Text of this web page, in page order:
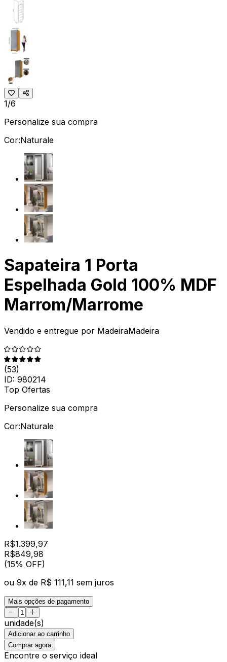
1/6
Personalize sua compra
Cor:Naturale
Sapateira 1 Porta
Espelhada Gold 100% MDF
Marrom/Marrome
Vendido e entregue por MadeiraMadeira
(53)
ID: 980214
Top Ofertas
Personalize sua compra
Cor:Naturale
R$1.399,97
R$849,98
(15% OFF)
ou 9x de R$ 111,11 sem juros
Mais opções de pagamento
unidade(s)
Adicionar ao carrinho
Comprar agora
Encontre o serviço ideal